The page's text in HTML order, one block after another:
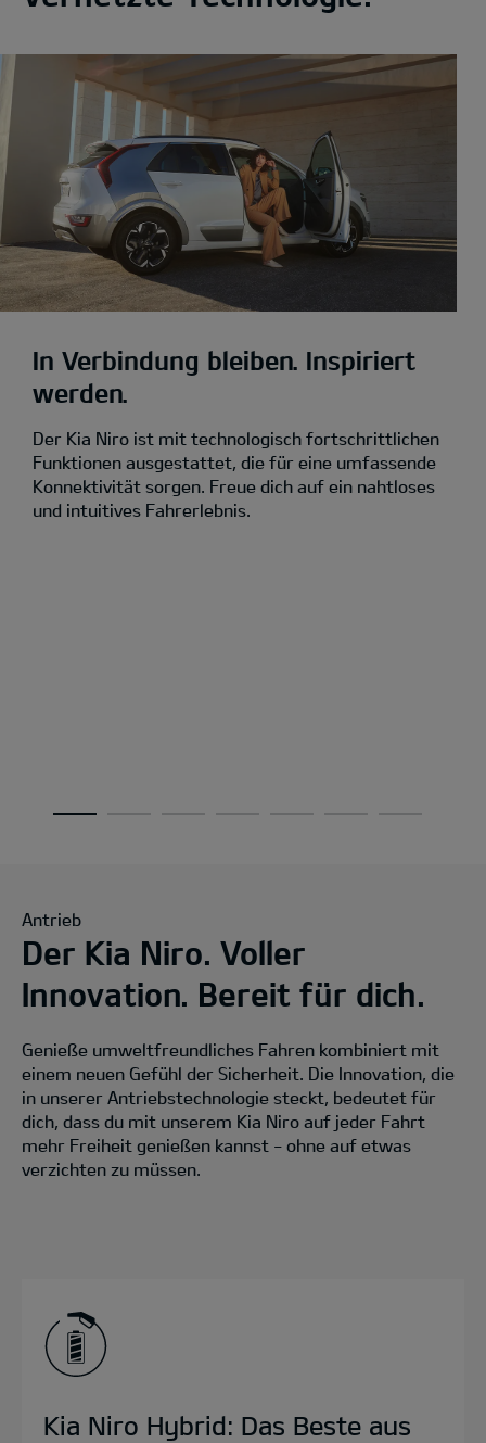
In Verbindung bleiben. Inspiriert
werden.
Der Kia Niro ist mit technologisch fortschrittlichen
Funktionen ausgestattet, die für eine umfassende
Konnektivität sorgen. Freue dich auf ein nahtloses
und intuitives Fahrerlebnis.
Antrieb
Der Kia Niro. Voller
Innovation. Bereit für dich.
Genieße umweltfreundliches Fahren kombiniert mit
einem neuen Gefühl der Sicherheit. Die Innovation, die
in unserer Antriebstechnologie steckt, bedeutet für
dich, dass du mit unserem Kia Niro auf jeder Fahrt
mehr Freiheit genießen kannst - ohne auf etwas
verzichten zu müssen.
Kia Niro Hybrid: Das Beste aus